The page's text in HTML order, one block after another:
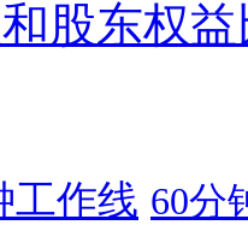
股东权
工作线 60分